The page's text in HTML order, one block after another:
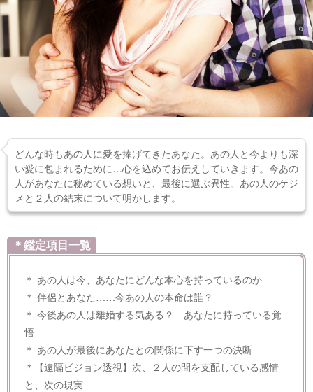
どんな時もあの人に愛を捧げてきたあなた。あの人と今よりも深
い愛に包まれるために…心を込めてお伝えしていきます。今あの
人があなたに秘めている想いと、最後に選ぶ異性。あの人のケジ
メと２人の結末について明かします。
＊鑑定項目一覧
＊ あの人は今、あなたにどんな本心を持っているのか
＊ 伴侶とあなた……今あの人の本命は誰？
＊ 今後あの人は離婚する気ある？ あなたに持っている覚
悟
＊ あの人が最後にあなたとの関係に下す一つの決断
＊【遠隔ビジョン透視】次、２人の間を支配している感情
と、次の現実